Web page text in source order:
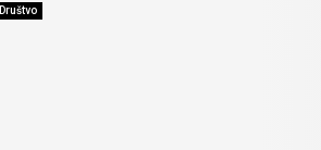
Društvo